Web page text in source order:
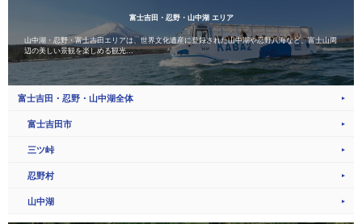
富士吉田・忍野・山中湖 エリア
山中湖・忍野・富士吉田エリアは、世界文化遺産に登録された山中湖や忍野八海など、富士山周
辺の美しい景観を楽しめる観光...
富士吉田・忍野・山中湖全体
富士吉田市
三ツ峠
忍野村
山中湖